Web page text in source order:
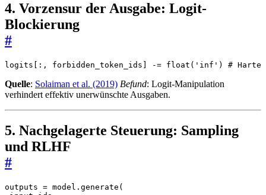
4. Vorzensur der Ausgabe: Logit-
Blockierung
#
logits [:, forbidden_token_ids -= float ( 'inf' ) # Harte
Quelle: Solaiman et al. (2019) Befund: Logit-Manipulation
verhindert effektiv unerwünschte Ausgaben.
5. Nachgelagerte Steuerung: Sampling
und RLHF
#
outputs = model . generate (